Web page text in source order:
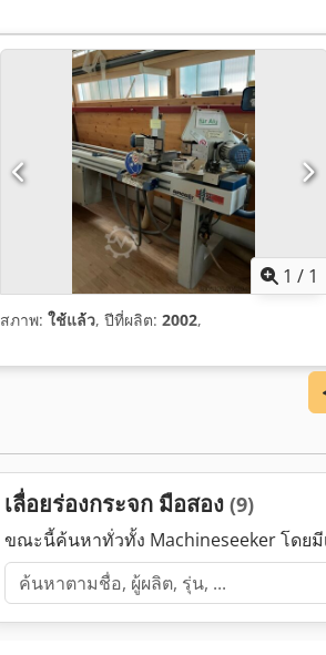
1 / 1
สภาพ: ใช้แล้ว, ปีที่ผลิต: 2002,
เลื่อยร่องกระจก มือสอง (9)
ขณะนี้ค้นหาทั่วทั้ง Machineseeker โดยมี